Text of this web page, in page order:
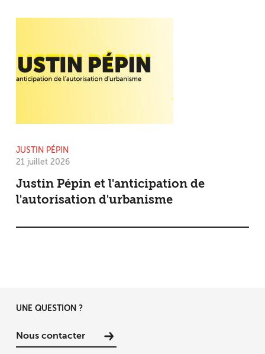
JUSTIN PÉPIN
21 juillet 2026
Justin Pépin et l'anticipation de
l'autorisation d'urbanisme
UNE QUESTION ?
Nous contacter